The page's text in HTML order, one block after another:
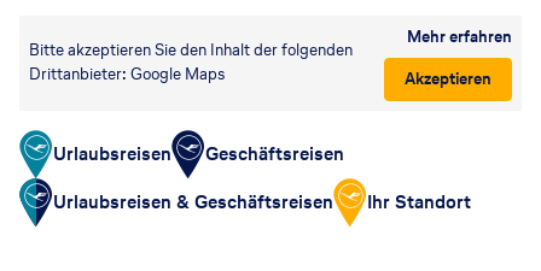
Bitte akzeptieren Sie den Inhalt der folgenden
Drittanbieter: Google Maps
Mehr erfahren
Akzeptieren
Urlaubsreisen
Geschäftsreisen
Urlaubsreisen & Geschäftsreisen
Ihr Standort